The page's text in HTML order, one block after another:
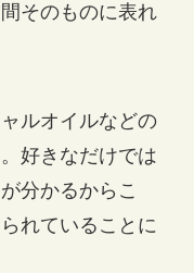
そのものに表れ
ルオイルなどの
好きなだけでは
分かるからこ
れていることに